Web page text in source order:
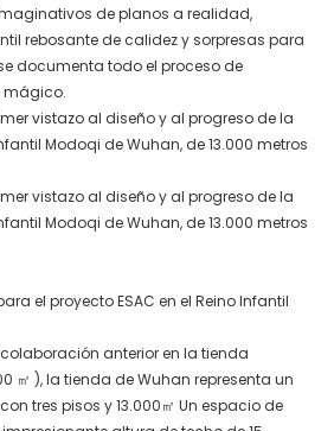
de planos a realidad,
rebosante de calidez y sorpresas para
documenta todo el proceso de
mágico.
el proyecto ESAC en el Reino Infantil
anterior en la tienda
㎡ ), la tienda de Wuhan representa un
tres pisos y 13.000㎡ Un espacio de